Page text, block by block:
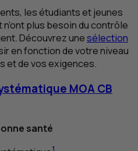
les étudiants et jeunes
plus besoin du contrôle
Découvrez unesélection
en fonction de votre niveau
et de vos exigences.
MOA CB
santé